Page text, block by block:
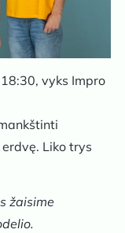
vyks Impro
Liko trys
žaisime